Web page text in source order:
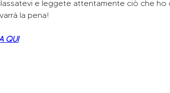
e leggete attentamente ciò che ho
la pena!
QUI